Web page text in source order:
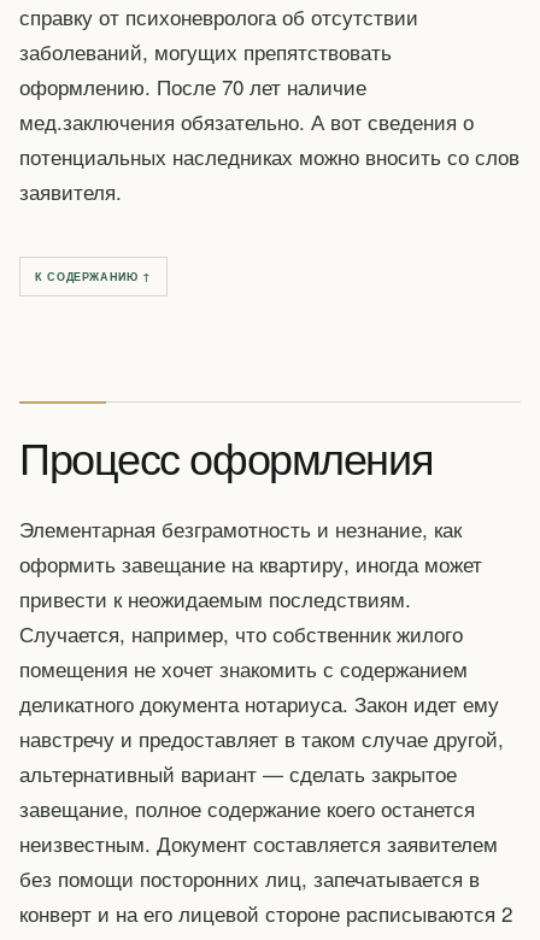
справку от психоневролога об отсутствии
заболеваний, могущих препятствовать
оформлению. После 70 лет наличие
мед.заключения обязательно. А вот сведения о
потенциальных наследниках можно вносить со слов
заявителя.
К СОДЕРЖАНИЮ ↑
Процесс оформления
Элементарная безграмотность и незнание, как
оформить завещание на квартиру, иногда может
привести к неожидаемым последствиям.
Случается, например, что собственник жилого
помещения не хочет знакомить с содержанием
деликатного документа нотариуса. Закон идет ему
навстречу и предоставляет в таком случае другой,
альтернативный вариант — сделать закрытое
завещание, полное содержание коего останется
неизвестным. Документ составляется заявителем
без помощи посторонних лиц, запечатывается в
конверт и на его лицевой стороне расписываются 2